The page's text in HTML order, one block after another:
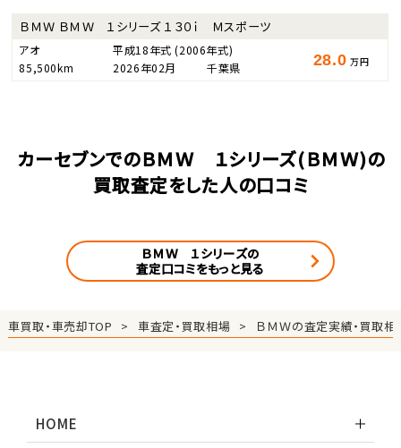
ＢＭＷ ＢＭＷ １シリーズ １３０ｉ Ｍスポーツ
アオ 平成18年式(2006年式)
85,500km
2026年02月 千葉県 28.0 万円
カーセブンでのＢＭＷ １シリーズ(ＢＭＷ)の
買取査定をした人の口コミ
ＢＭＷ １シリーズの
査定口コミをもっと見る
車買取・車売却TOP 車査定・買取相場 ＢＭＷの査定実績・買取相
HOME